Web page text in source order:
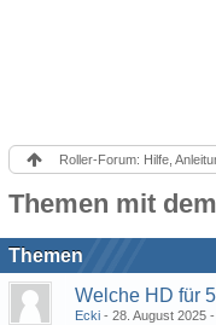
Roller-Forum: Hilfe,
Themen mit
Themen
Welche HD für
Ecki 28. August 2025